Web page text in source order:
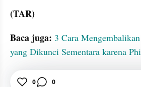
(TAR)
Baca juga: 3 Cara
yang Dikunci Sementara karena
shortcut
0 0